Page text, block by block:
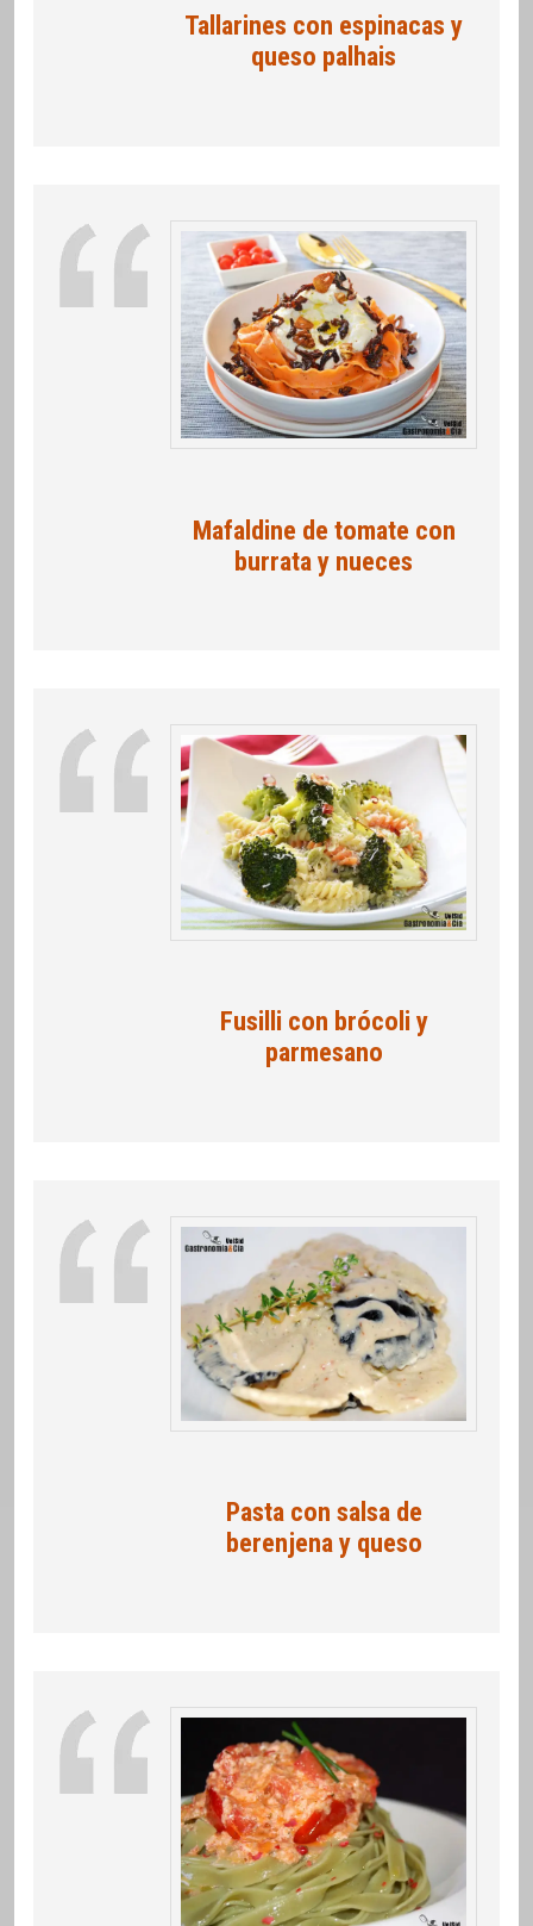
Tallarines con espinacas y
queso palhais
Mafaldine de tomate con
burrata y nueces
Fusilli con brócoli y
parmesano
Pasta con salsa de
berenjena y queso